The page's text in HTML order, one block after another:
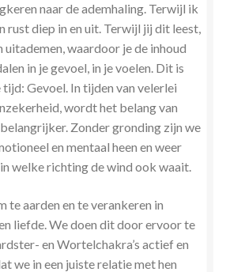
naar de ademhaling. Terwijl ik
rust diep in en uit. Terwijl jij dit leest,
uitademen, waardoor je de inhoud
in je gevoel, in je voelen. Dit is
Gevoel. In tijden van velerlei
wordt het belang van
Zonder gronding zijn we
en mentaal heen en weer
welke richting de wind ook waait.
te aarden en te verankeren in
liefde. We doen dit door ervoor te
en Wortelchakra’s actief en
we in een juiste relatie met hen